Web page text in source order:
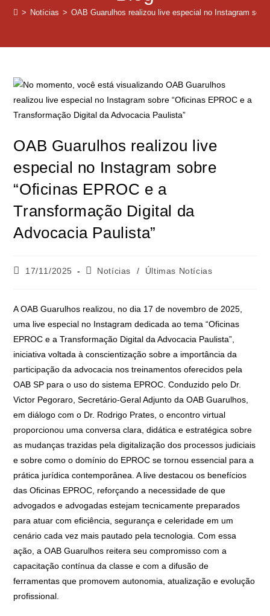
> Notícias > OAB Guarulhos realizou live especial no Instagram
OAB Guarulhos realizou live
especial no Instagram sobre
“Oficinas EPROC e a
Transformação Digital da
Advocacia Paulista”
17/11/2025 Notícias / Últimas Notícias
A OAB Guarulhos realizou, no dia 17 de novembro de 2025,
uma live especial no Instagram dedicada ao tema “Oficinas
EPROC e a Transformação Digital da Advocacia Paulista”,
iniciativa voltada à conscientização sobre a importância da
participação da advocacia nos treinamentos oferecidos pela
OAB SP para o uso do sistema EPROC. Conduzido pelo Dr.
Victor Pegoraro, Secretário-Geral Adjunto da OAB Guarulhos,
em diálogo com o Dr. Rodrigo Prates, o encontro virtual
proporcionou uma conversa clara, didática e estratégica sobre
as mudanças trazidas pela digitalização dos processos judiciais
e sobre como o domínio do EPROC se tornou essencial para a
prática jurídica contemporânea. A live destacou os benefícios
das Oficinas EPROC, reforçando a necessidade de que
advogados e advogadas estejam tecnicamente preparados
para atuar com eficiência, segurança e celeridade em um
cenário cada vez mais pautado pela tecnologia. Com essa
ação, a OAB Guarulhos reitera seu compromisso com a
capacitação contínua da classe e com a difusão de
ferramentas que promovem autonomia, atualização e evolução
profissional.